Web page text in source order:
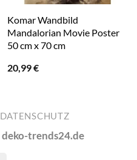
Komar Wandbild
Mandalorian Movie Poster
50 cm x 70 cm
20,99€
DATENSCHUTZ
deko-trends24.de